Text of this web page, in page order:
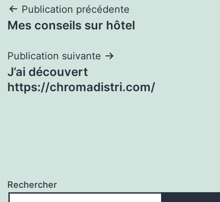
Navigation
de
l’article
Publication précédente
Mes conseils sur hôtel
Publication suivante
J’ai découvert
https://chromadistri.com/
Rechercher